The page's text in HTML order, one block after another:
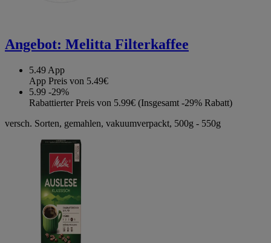
Angebot: Melitta Filterkaffee
5.49 App
App Preis von 5.49€
5.99 -29%
Rabattierter Preis von 5.99€ (Insgesamt -29% Rabatt)
versch. Sorten, gemahlen, vakuumverpackt, 500g - 550g